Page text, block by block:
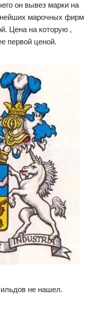
он вывез марки на
марочных фирм
Цена на которую ,
первой ценой.
не нашел.